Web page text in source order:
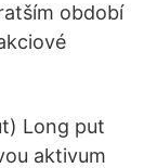
období
Long put
aktivum